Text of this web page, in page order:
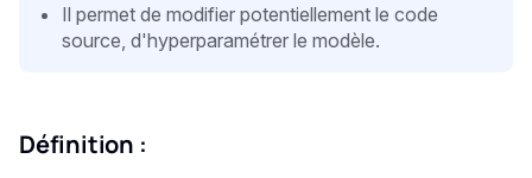
Il permet de modifier potentiellement le code
source, d'hyperparamétrer le modèle.
Définition :